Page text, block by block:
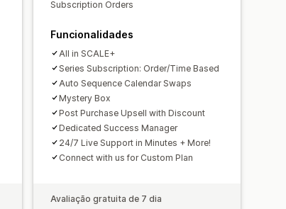
API e webhooksSubscription Orders
Funcionalidades
All in SCALE+
Series Subscription: Order/Time Based
Auto Sequence Calendar Swaps
Mystery Box
Post Purchase Upsell with Discount
Dedicated Success Manager
24/7 Live Support in Minutes + More!
Connect with us for Custom Plan
Avaliação gratuita de 7 dia